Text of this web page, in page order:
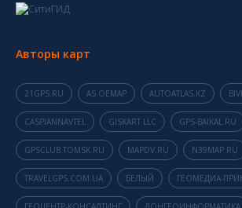
Авторы карт
21GPS.RU AS OEMAP AUTOATLAS.KZ
CASPIANNAVTEL GISKART LLC GPS-BAIKAL.RU
GPSCLUB.TOMSK.RU MAPDV.RU N39MAP.RU
TRAVELGPS.COM.UA БЕЛЫЙ ГЕОМЕДИА-